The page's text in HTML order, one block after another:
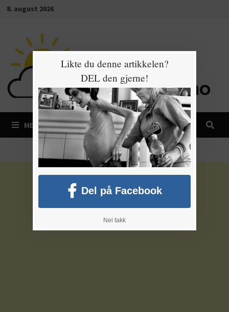
Gå8. august 2026
MENY
Likte du denne artikkelen?
DEL den gjerne!
Del på Facebook
Nei takk